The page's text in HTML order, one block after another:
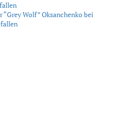
“Grey Wolf” Oksanchenko bei